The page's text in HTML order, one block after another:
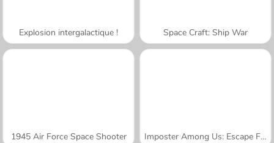
Explosion intergalactique ! Space Craft: Ship War
1945 Air Force Space Shooter Imposter Among Us: Escape From Prison